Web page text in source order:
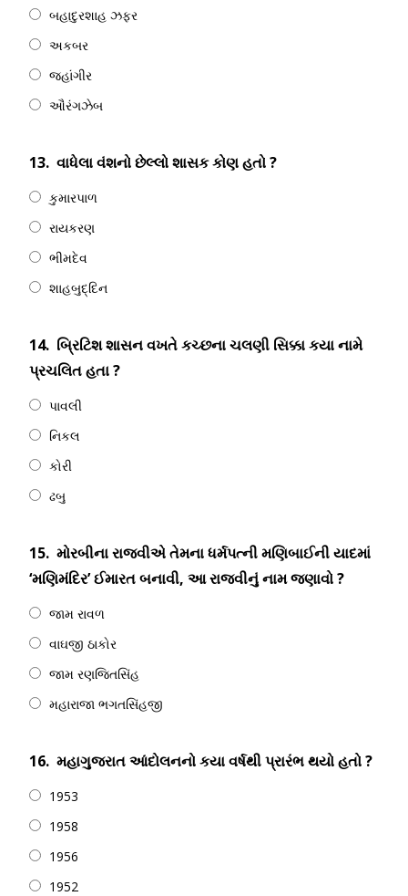
બહાદુરશાહ ઝફર
અકબર
જહાંગીર
ઔરંગઝેબ
13. વાધેલા વંશનો છેલ્લો શાસક કોણ હતો ?
કુમારપાળ
રાયકરણ
ભીમદેવ
શાહબુદ્દિન
14. બ્રિટિશ શાસન વખતે કચ્છના ચલણી સિક્કા કયા નામે
પ્રચલિત હતા ?
પાવલી
નિકલ
કોરી
ઢબુ
15. મોરબીના રાજવીએ તેમના ધર્મપત્ની મણિબાઈની યાદમાં
‘મણિમંદિર’ ઈમારત બનાવી, આ રાજવીનું નામ જણાવો ?
જામ રાવળ
વાઘજી ઠાકોર
જામ રણજિતસિંહ
મહારાજા ભગતસિંહજી
16. મહાગુજરાત આંદોલનનો કયા વર્ષથી પ્રારંભ થયો હતો ?
1953
1958
1956
1952